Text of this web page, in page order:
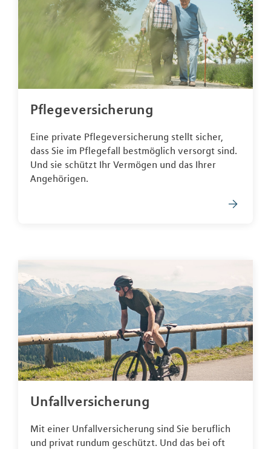
Pflegeversicherung
Eine private Pflegeversicherung stellt sicher,
dass Sie im Pflegefall bestmöglich versorgt sind.
Und sie schützt Ihr Vermögen und das Ihrer
Angehörigen.
Unfallversicherung
Mit einer Unfallversicherung sind Sie beruflich
und privat rundum geschützt. Und das bei oft